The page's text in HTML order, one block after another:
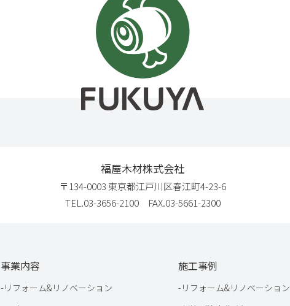
福屋木材株式会社
〒134-0003 東京都江戸川区春江町4-23-6
TEL.03-3656-2100 FAX.03-5661-2300
事業内容
- リフォーム&リノベーション
施工事例
- リフォーム&リノベーション